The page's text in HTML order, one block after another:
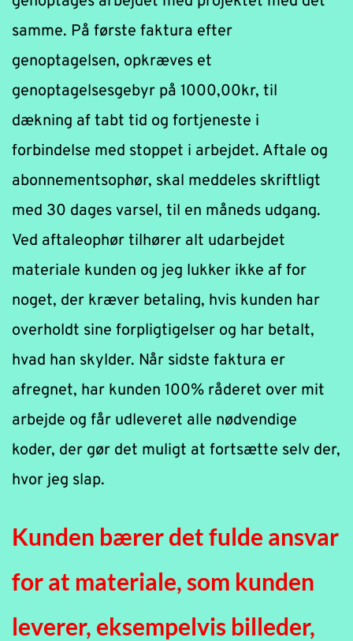
samme. På første faktura efter
genoptagelsen, opkræves et
genoptagelsesgebyr på 1000,00kr, til
dækning af tabt tid og fortjeneste i
forbindelse med stoppet i arbejdet. Aftale og
abonnementsophør, skal meddeles skriftligt
med 30 dages varsel, til en måneds udgang.
Ved aftaleophør tilhører alt udarbejdet
materiale kunden og jeg lukker ikke af for
noget, der kræver betaling, hvis kunden har
overholdt sine forpligtigelser og har betalt,
hvad han skylder. Når sidste faktura er
afregnet, har kunden 100% råderet over mit
arbejde og får udleveret alle nødvendige
koder, der gør det muligt at fortsætte selv der,
hvor jeg slap.
Kunden bærer det fulde ansvar
for at materiale, som kunden
leverer, eksempelvis billeder,